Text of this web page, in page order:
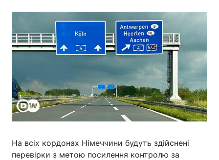
На всіх кордонах Німеччини будуть здійснені
перевірки з метою посилення контролю за